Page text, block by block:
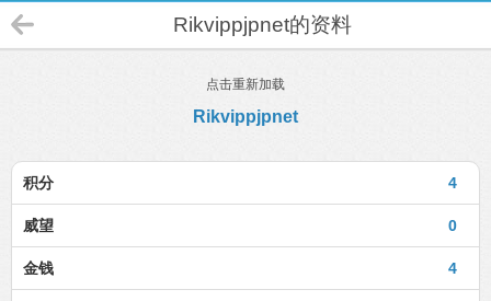
Rikvippjpnet的资料
点击重新加载
Rikvippjpnet
4
积分
0
威望
4
金钱